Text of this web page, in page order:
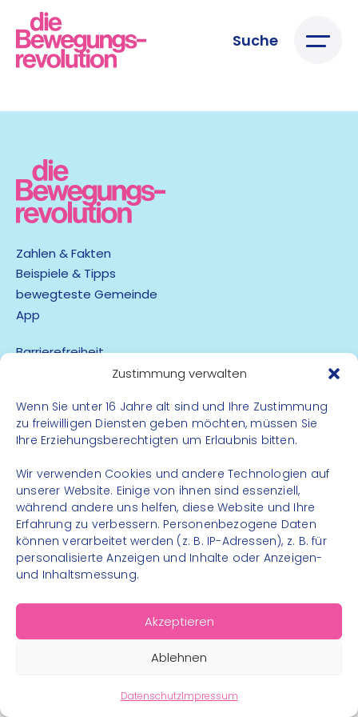
Zustimmung verwalten
Wenn Sie unter 16 Jahre alt sind und Ihre Zustimmung
zu freiwilligen Diensten geben möchten, müssen Sie
Ihre Erziehungsberechtigten um Erlaubnis bitten.
Wir verwenden Cookies und andere Technologien auf
unserer Website. Einige von ihnen sind essenziell,
während andere uns helfen, diese Website und Ihre
Erfahrung zu verbessern. Personenbezogene Daten
können verarbeitet werden (z. B. IP-Adressen), z. B. für
personalisierte Anzeigen und Inhalte oder Anzeigen-
und Inhaltsmessung.
Akzeptieren
Ablehnen
DatenschutzImpressum
Suche
Zahlen & Fakten
Beispiele & Tipps
bewegteste Gemeinde
App
Barrierefreiheit
Kontakt
Instagram
Facebook
© 2026 – Bewegungsland Steiermark gGmbH - Alle